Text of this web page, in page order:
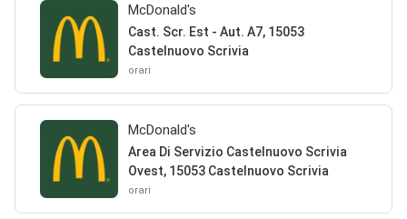
McDonald's
Cast. Scr. Est - Aut. A7, 15053
Castelnuovo Scrivia
orari
McDonald's
Area Di Servizio Castelnuovo Scrivia
Ovest, 15053 Castelnuovo Scrivia
orari